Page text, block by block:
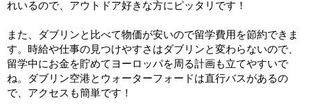
れいるので、アウトドア好きな方にピッタリです！
また、ダブリンと比べて物価が安いので留学費用を節約できま
す。時給や仕事の見つけやすさはダブリンと変わらないので、
留学中にお金を貯めてヨーロッパを周る計画も立てやすいで
ね。ダブリン空港とウォーターフォードは直行バスがあるの
で、アクセスも簡単です！